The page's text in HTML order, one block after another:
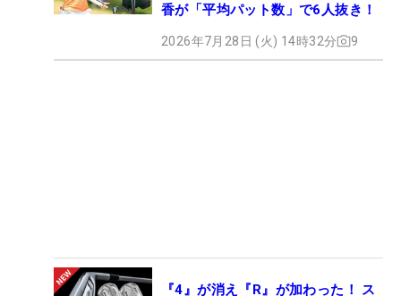
香が「平均パット数」で6人抜き！
2026年7月28日 (火) 14時32分 9
『4』が消え『R』が加わった！ ス